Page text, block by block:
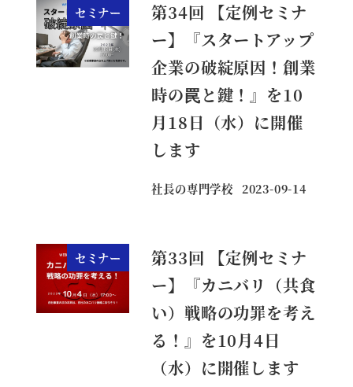
セミナー
第34回 【定例セミナ
ー】『スタートアップ
企業の破綻原因！創業
時の罠と鍵！』を10
月18日（水）に開催
します
社長の専門学校
投稿日
2023-09-14
セミナー
第33回 【定例セミナ
ー】『カニバリ（共食
い）戦略の功罪を考え
る！』を10月4日
（水）に開催します